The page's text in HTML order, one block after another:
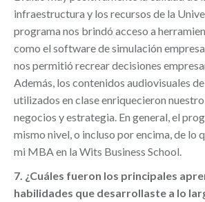
infraestructura y los recursos de la
programa nos brindó acceso a
como el software de simulación
nos permitió recrear decisiones
Además, los contenidos audiovisuales
utilizados en clase enriquecieron
negocios y estrategia. En general, el
mismo nivel, o incluso por encima, de lo
mi MBA en la Wits Business School.
7. ¿Cuáles fueron los principales
habilidades que desarrollaste a lo